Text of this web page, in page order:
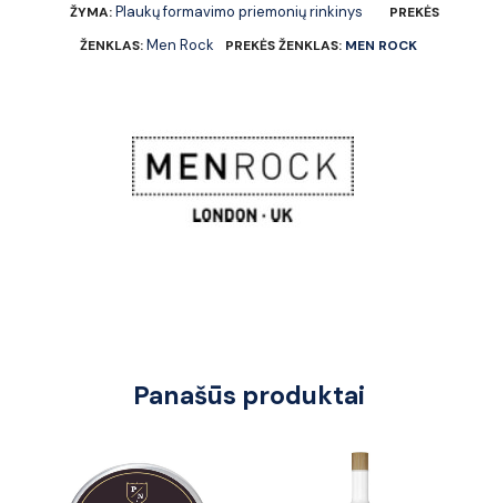
ŽYMA:Plaukų formavimo priemonių rinkinys
PREKĖS
ŽENKLAS:Men Rock PREKĖS ŽENKLAS: MEN ROCK
Panašūs produktai